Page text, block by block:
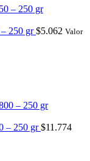
– 250 gr$5.062 Valor
– 250 gr$11.774